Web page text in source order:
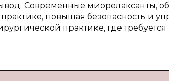
Современные миорелаксанты,
повышая безопасность и
практике, где требуется